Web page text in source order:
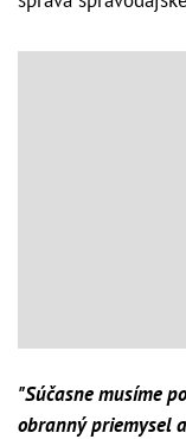
"Súčasne musíme
obranný priemysel